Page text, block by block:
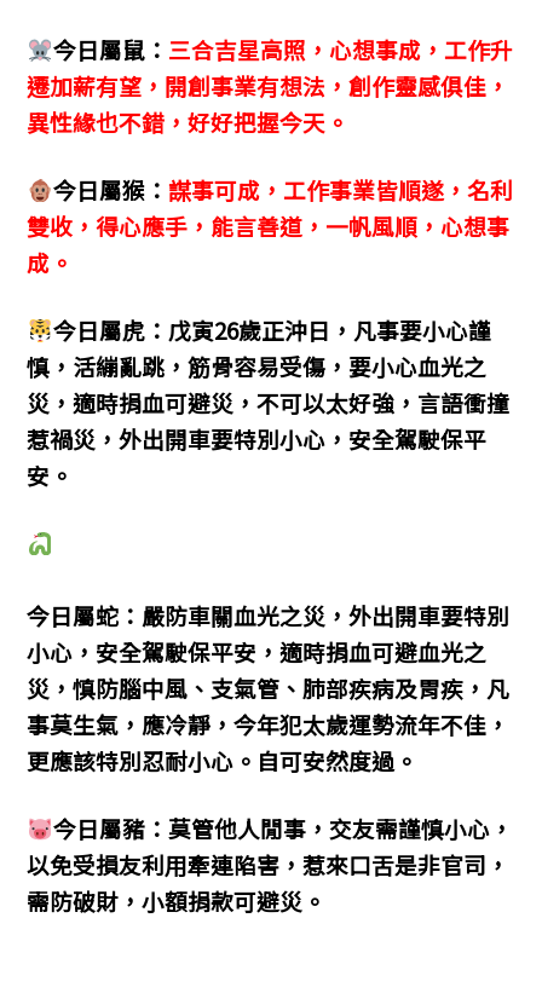
今日屬鼠： 三合吉星高照，心想事成，工作升
遷加薪有望，開創事業有想法，創作靈感俱佳，
異性緣也不錯，好好把握今天。
今日屬猴： 謀事可成，工作事業皆順遂，名利
雙收，得心應手，能言善道，一帆風順，心想事
成。
今日屬虎：戊寅26歲正沖日，凡事要小心謹
慎，活繃亂跳，筋骨容易受傷，要小心血光之
災，適時捐血可避災，不可以太好強，言語衝撞
惹禍災，外出開車要特別小心，安全駕駛保平
安。
今日屬蛇：嚴防車關血光之災，外出開車要特別
小心，安全駕駛保平安，適時捐血可避血光之
災，慎防腦中風、支氣管、肺部疾病及胃疾，凡
事莫生氣，應冷靜，今年犯太歲運勢流年不佳，
更應該特別忍耐小心。自可安然度過。
今日屬豬：莫管他人閒事，交友需謹慎小心，
以免受損友利用牽連陷害，惹來口舌是非官司，
需防破財，小額捐款可避災。